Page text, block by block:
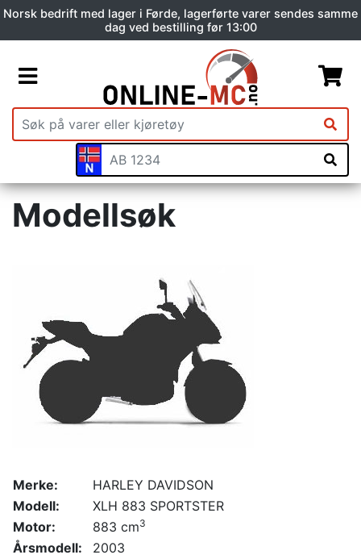
Norsk bedrift med lager i Førde, lagerførte varer sendes samme
dag ved bestilling før 13:00
Modellsøk
Merke:
HARLEY DAVIDSON
Modell:
XLH 883 SPORTSTER
Motor:
883 cm3
Årsmodell:
2003